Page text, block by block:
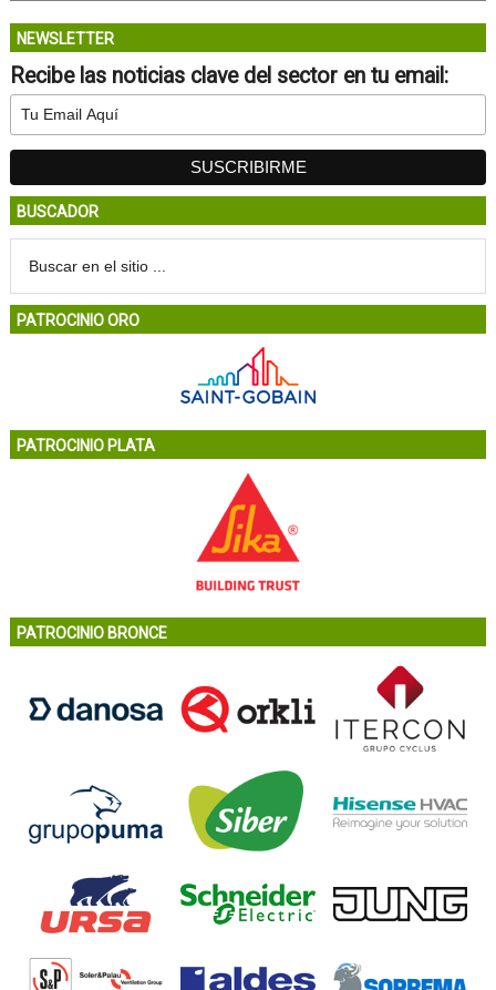
NEWSLETTER
Recibe las noticias clave del sector en tu email:
BUSCADOR
PATROCINIO ORO
PATROCINIO PLATA
PATROCINIO BRONCE